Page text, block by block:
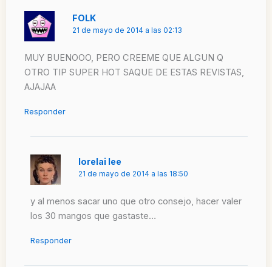
FOLK
21 de mayo de 2014 a las 02:13
MUY BUENOOO, PERO CREEME QUE ALGUN Q
OTRO TIP SUPER HOT SAQUE DE ESTAS REVISTAS,
AJAJAA
Responder
lorelai lee
21 de mayo de 2014 a las 18:50
y al menos sacar uno que otro consejo, hacer valer
los 30 mangos que gastaste…
Responder